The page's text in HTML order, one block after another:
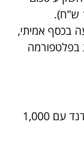
בכסף אמיתי,
בפלטפורמה
התחילו להשקיע במניות דיבידנד עם 1,000